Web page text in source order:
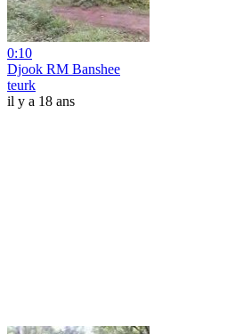
0:10
Djook RM Banshee
teurk
il y a 18 ans